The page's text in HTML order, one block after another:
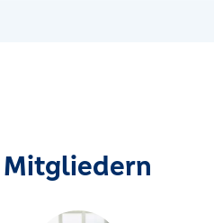
Mitgliedern